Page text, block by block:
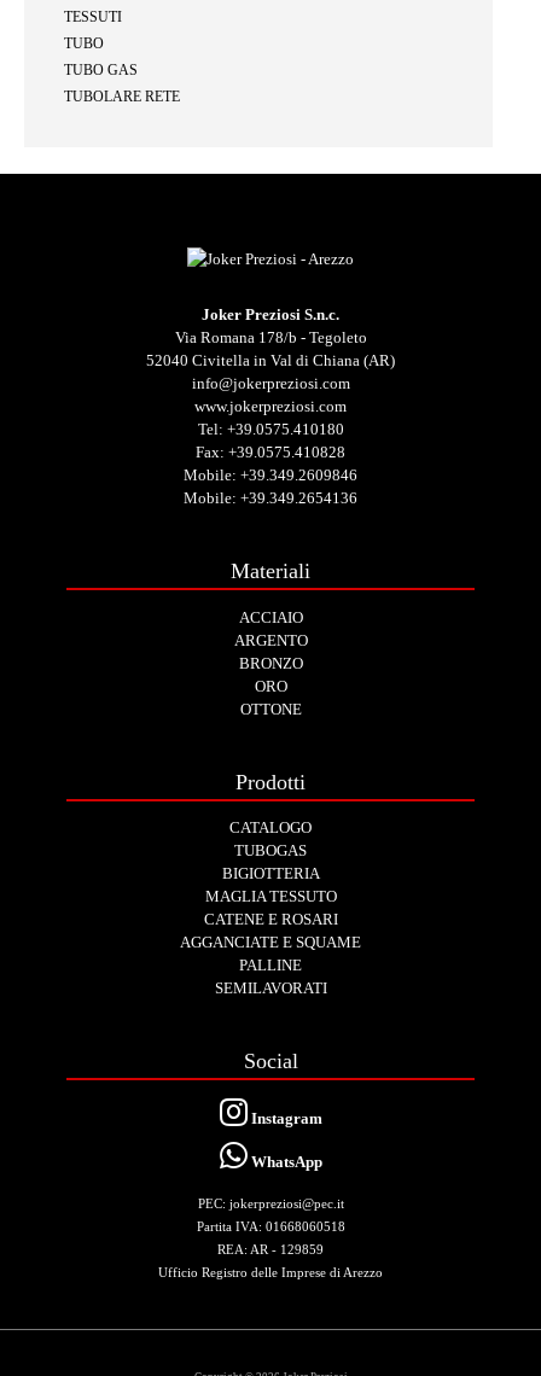
TESSUTI
TUBO
TUBO GAS
TUBOLARE RETE
Joker Preziosi S.n.c.
Via Romana 178/b - Tegoleto
52040 Civitella in Val di Chiana (AR)
info@jokerpreziosi.com
www.jokerpreziosi.com
Tel: +39.0575.410180
Fax: +39.0575.410828
Mobile: +39.349.2609846
Mobile: +39.349.2654136
Materiali
ACCIAIO
ARGENTO
BRONZO
ORO
OTTONE
Prodotti
CATALOGO
TUBOGAS
BIGIOTTERIA
MAGLIA TESSUTO
CATENE E ROSARI
AGGANCIATE E SQUAME
PALLINE
SEMILAVORATI
Social
Instagram
WhatsApp
PEC: jokerpreziosi@pec.it
Partita IVA: 01668060518
REA: AR - 129859
Ufficio Registro delle Imprese di Arezzo